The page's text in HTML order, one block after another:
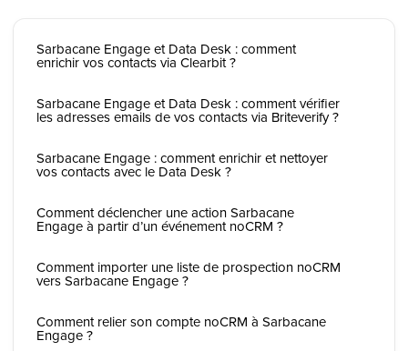
Sarbacane Engage et Data Desk : comment
enrichir vos contacts via Clearbit ?
Sarbacane Engage et Data Desk : comment vérifier
les adresses emails de vos contacts via Briteverify ?
Sarbacane Engage : comment enrichir et nettoyer
vos contacts avec le Data Desk ?
Comment déclencher une action Sarbacane
Engage à partir d’un événement noCRM ?
Comment importer une liste de prospection noCRM
vers Sarbacane Engage ?
Comment relier son compte noCRM à Sarbacane
Engage ?